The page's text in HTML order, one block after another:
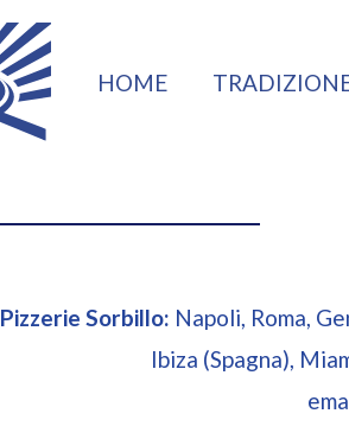
HOME
Pizzerie Sorbillo: Napoli, Roma,
Ibiza (Spagna),